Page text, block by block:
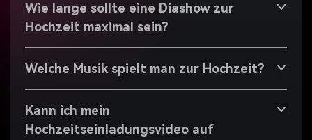
Wie lange sollte eine Diashow zur
Hochzeit maximal sein?
Welche Musik spielt man zur Hochzeit?
Kann ich mein
Hochzeitseinladungsvideo auf